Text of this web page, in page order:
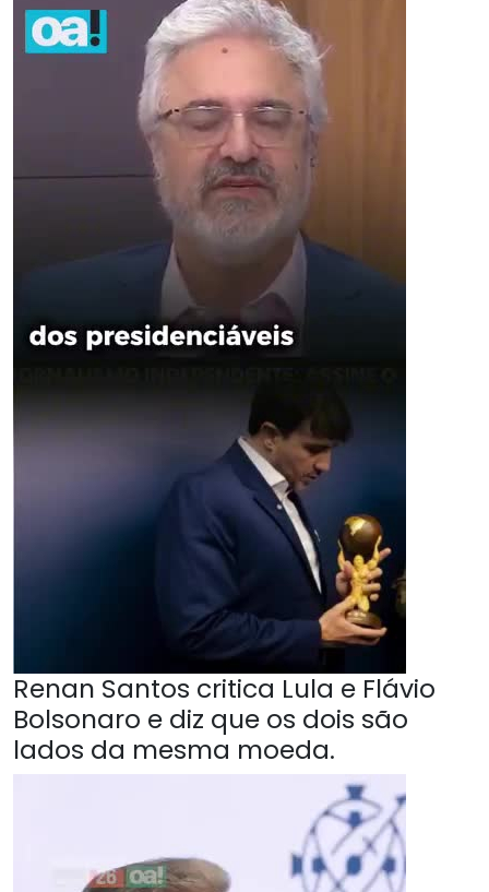
Renan Santos critica Lula e Flávio
Bolsonaro e diz que os dois são
lados da mesma moeda.